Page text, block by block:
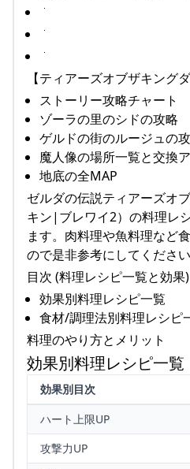
【ティアーズオブザキング
ストーリー攻略チャート
ゾーラの里のシドの攻略
ゲルドの街のルージュの
魔人像の場所一覧と交換
地底の全MAP
ゼルダの伝説ティアーズオ
キン|ブレワイ2）の料理レ
ます。肉料理や魚料理など
ので是非参考にしてください
目次 (料理レシピ一覧と効果)
効果別料理レシピ一覧
食材/調理法別料理レシピ
料理のやり方とメリット
効果別料理レシピ一覧
効果別目次
ハート上限UP
攻撃力UP